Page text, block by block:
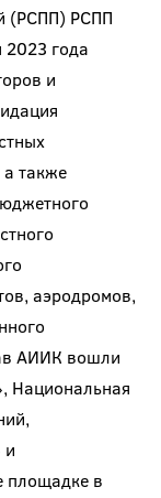
(РСПП) РСПП
2023 года
и
а также
аэродромов,
АИИК вошли
Национальная
и
площадке в